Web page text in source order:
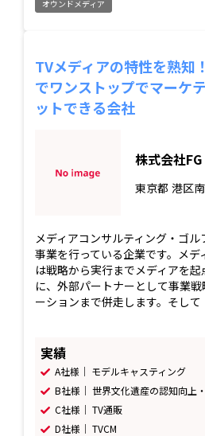
オウンドメディア
TVメディアの特性を熟知
でワンストップでマーケ
ットできる会社
株式会社FG
東京都 港区
メディアコンサルティング・ゴ
事業を行っている企業です。メデ
は戦略から実行までメディアを
に、外部パートナーとして事業
ーションまで併走します。そして
実績
A社様｜ モデルキャスティング
B社様｜ 世界文化遺産の認知向上
C社様｜ TV通販
D社様｜ TVCM